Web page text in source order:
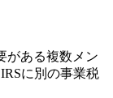
がある複数メン
に別の事業税